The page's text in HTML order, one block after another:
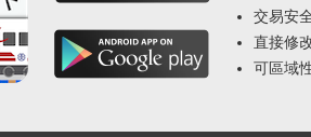
交易安
直接修
可區域